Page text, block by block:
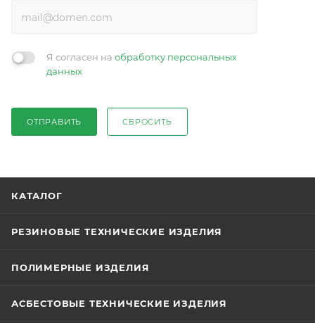
Я согласен на обработку персональных
данных
ОТПРАВИТЬ СБРОСИТЬ
КАТАЛОГ
РЕЗИНОВЫЕ ТЕХНИЧЕСКИЕ ИЗДЕЛИЯ
ПОЛИМЕРНЫЕ ИЗДЕЛИЯ
АСБЕСТОВЫЕ ТЕХНИЧЕСКИЕ ИЗДЕЛИЯ